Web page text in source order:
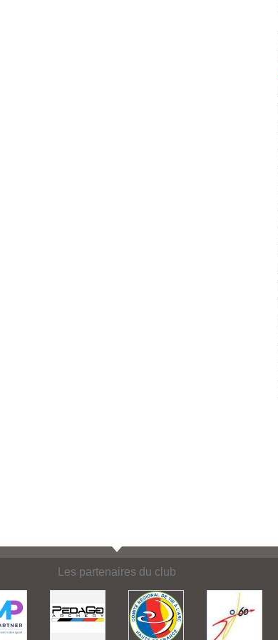
Les partenaires du club